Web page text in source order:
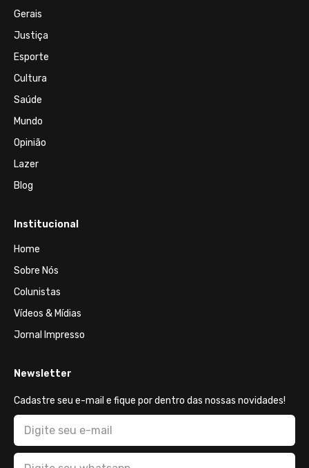
Gerais
Justiça
Esporte
Cultura
Saúde
Mundo
Opinião
Lazer
Blog
Institucional
Home
Sobre Nós
Colunistas
Vídeos & Mídias
Jornal Impresso
Newsletter
Cadastre seu e-mail e fique por dentro das nossas novidades!